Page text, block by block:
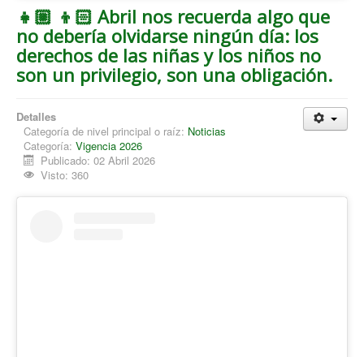
👧🏼 👦🏻 Abril nos recuerda algo que
no debería olvidarse ningún día: los
derechos de las niñas y los niños no
son un privilegio, son una obligación.
Detalles
Categoría de nivel principal o raíz: Noticias
Categoría: Vigencia 2026
Publicado: 02 Abril 2026
Visto: 360